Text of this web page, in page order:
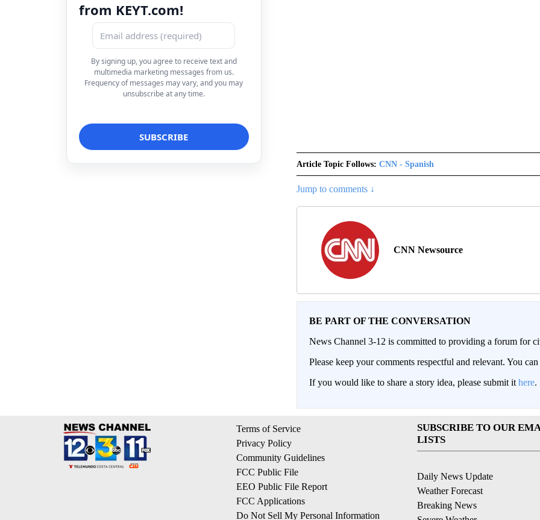
from KEYT.com!
By signing up, you agree to receive text and
multimedia marketing messages from us.
Frequency of messages may vary, and you may
unsubscribe at any time.
Article Topic Follows: CNN - Spanish
Jump to comments ↓
CNN Newsource
BE PART OF THE CONVERSATION
News Channel 3-12 is committed to providing a forum for
Please keep your comments respectful and relevant. You
If you would like to share a story idea, please submit it here.
Terms of Service
Privacy Policy
Community Guidelines
FCC Public File
EEO Public File Report
FCC Applications
Do Not Sell My Personal Information
SUBSCRIBE TO OUR
LISTS
Daily News Update
Weather Forecast
Breaking News